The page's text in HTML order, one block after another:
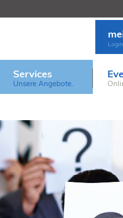
Services
Unsere Angebote.